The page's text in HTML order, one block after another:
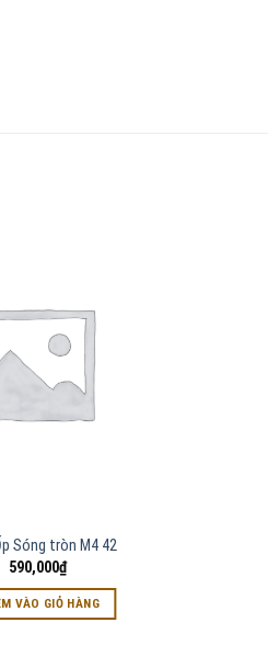
Sóng tròn M4 42
590,000₫
VÀO GIỎ HÀNG